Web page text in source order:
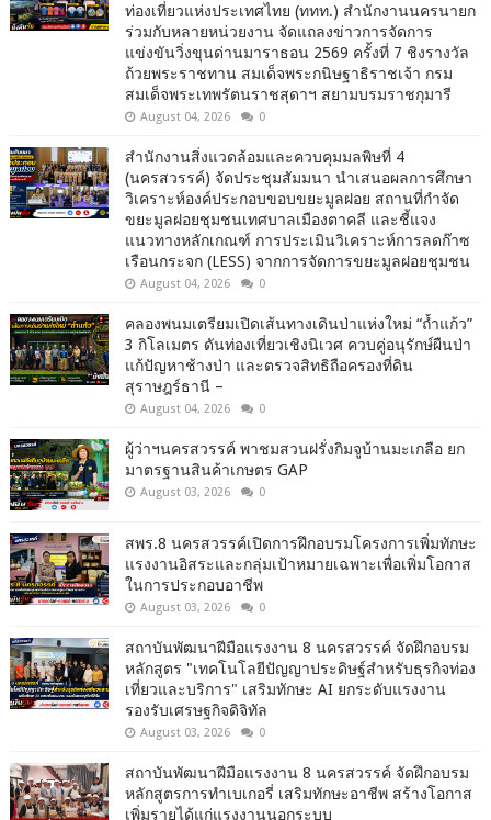
ท่องเที่ยวแห่งประเทศไทย (ททท.) สำนักงานนครนายก
ร่วมกับหลายหน่วยงาน จัดแถลงข่าวการจัดการ
แข่งขันวิ่งขุนด่านมาราธอน 2569 ครั้งที่ 7 ชิงรางวัล
ถ้วยพระราชทาน สมเด็จพระกนิษฐาธิราชเจ้า กรม
สมเด็จพระเทพรัตนราชสุดาฯ สยามบรมราชกุมารี
August 04, 2026 0
สำนักงานสิ่งแวดล้อมและควบคุมมลพิษที่ 4
(นครสวรรค์) จัดประชุมสัมมนา นำเสนอผลการศึกษา
วิเคราะห์องค์ประกอบขอบขยะมูลฝอย สถานที่กำจัด
ขยะมูลฝอยชุมชนเทศบาลเมืองตาคลี และชี้แจง
แนวทางหลักเกณฑ์ การประเมินวิเคราะห์การลดก๊าซ
เรือนกระจก (LESS) จากการจัดการขยะมูลฝอยชุมชน
August 04, 2026 0
คลองพนมเตรียมเปิดเส้นทางเดินป่าแห่งใหม่ “ถ้ำแก้ว”
3 กิโลเมตร ดันท่องเที่ยวเชิงนิเวศ ควบคู่อนุรักษ์ผืนป่า
แก้ปัญหาช้างป่า และตรวจสิทธิถือครองที่ดิน
สุราษฎร์ธานี –
August 04, 2026 0
ผู้ว่าฯนครสวรรค์ พาชมสวนฝรั่งกิมจูบ้านมะเกลือ ยก
มาตรฐานสินค้าเกษตร GAP
August 03, 2026 0
สพร.8 นครสวรรค์เปิดการฝึกอบรมโครงการเพิ่มทักษะ
แรงงานอิสระและกลุ่มเป้าหมายเฉพาะเพื่อเพิ่มโอกาส
ในการประกอบอาชีพ
August 03, 2026 0
สถาบันพัฒนาฝีมือแรงงาน 8 นครสวรรค์ จัดฝึกอบรม
หลักสูตร "เทคโนโลยีปัญญาประดิษฐ์สำหรับธุรกิจท่อง
เที่ยวและบริการ" เสริมทักษะ AI ยกระดับแรงงาน
รองรับเศรษฐกิจดิจิทัล
August 03, 2026 0
สถาบันพัฒนาฝีมือแรงงาน 8 นครสวรรค์ จัดฝึกอบรม
หลักสูตรการทำเบเกอรี่ เสริมทักษะอาชีพ สร้างโอกาส
เพิ่มรายได้แก่แรงงานนอกระบบ